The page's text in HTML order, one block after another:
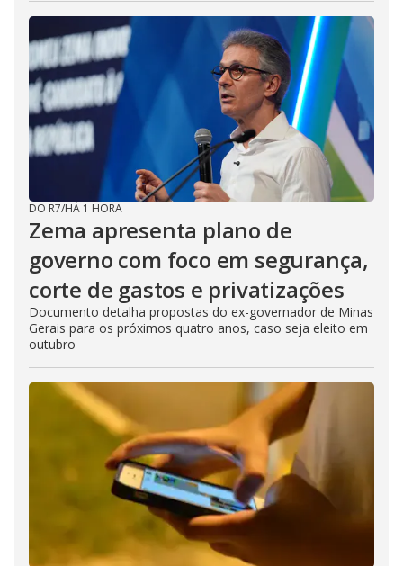
DO R7/HÁ 1 HORA
Zema apresenta plano de
governo com foco em segurança,
corte de gastos e privatizações
Documento detalha propostas do ex-governador de Minas
Gerais para os próximos quatro anos, caso seja eleito em
outubro